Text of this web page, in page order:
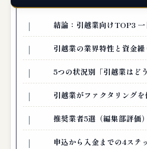
結論：引越業向けTOP3
引越業の業界特性と資金繰
5つの状況別「引越業はど
引越業がファクタリングを
推奨業者5選（編集部評価）
申込から入金までの4ステ